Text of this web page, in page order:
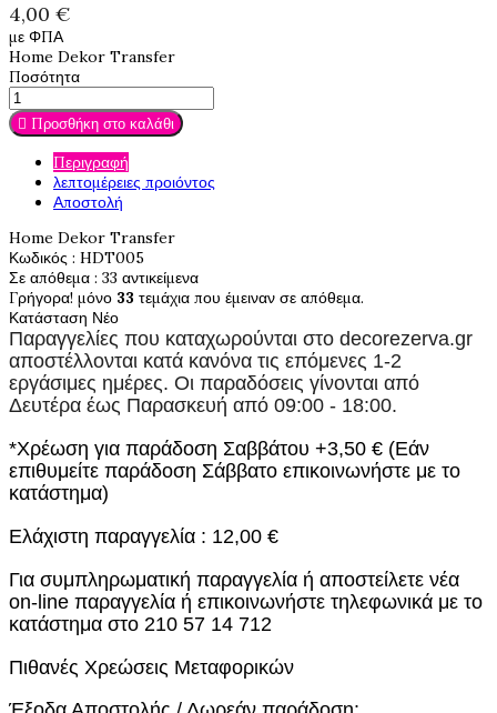
4,00 €
με ΦΠΑ
Home Dekor Transfer
Ποσότητα
 Προσθήκη στο καλάθι
Περιγραφή
λεπτομέρειες προιόντος
Αποστολή
Home Dekor Transfer
Κωδικός : HDT005
Σε απόθεμα : 33 αντικείμενα
Γρήγορα! μόνο 33 τεμάχια που έμειναν σε απόθεμα.
Κατάσταση Νέο
Παραγγελίες που καταχωρούνται στο decorezerva.gr
αποστέλλονται κατά κανόνα τις επόμενες 1-2
εργάσιμες ημέρες. Οι παραδόσεις γίνονται από
Δευτέρα έως Παρασκευή από 09:00 - 18:00.
*Χρέωση για παράδοση Σαββάτου +3,50 € (Εάν
επιθυμείτε παράδοση Σάββατο επικοινωνήστε με το
κατάστημα)
Ελάχιστη παραγγελία : 12,00 €
Για συμπληρωματική παραγγελία ή αποστείλετε νέα
on-line παραγγελία ή επικοινωνήστε τηλεφωνικά με το
κατάστημα στο 210 57 14 712
Πιθανές Χρεώσεις Μεταφορικών